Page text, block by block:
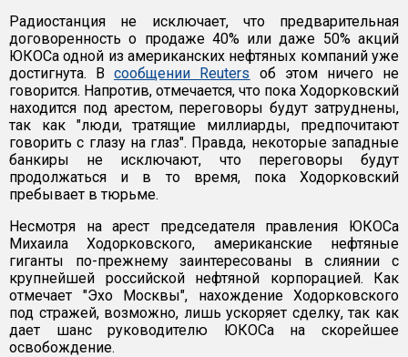
Радиостанция не исключает, что предварительная
договоренность о продаже 40% или даже 50% акций
ЮКОСа одной из американских нефтяных компаний уже
достигнута. Всообщении Reuters об этом ничего не
говорится. Напротив, отмечается, что пока Ходорковский
находится под арестом, переговоры будут затруднены,
так как "люди, тратящие миллиарды, предпочитают
говорить с глазу на глаз". Правда, некоторые западные
банкиры не исключают, что переговоры будут
продолжаться и в то время, пока Ходорковский
пребывает в тюрьме.
Несмотря на арест председателя правления ЮКОСа
Михаила Ходорковского, американские нефтяные
гиганты по-прежнему заинтересованы в слиянии с
крупнейшей российской нефтяной корпорацией. Как
отмечает "Эхо Москвы", нахождение Ходорковского
под стражей, возможно, лишь ускоряет сделку, так как
дает шанс руководителю ЮКОСа на скорейшее
освобождение.